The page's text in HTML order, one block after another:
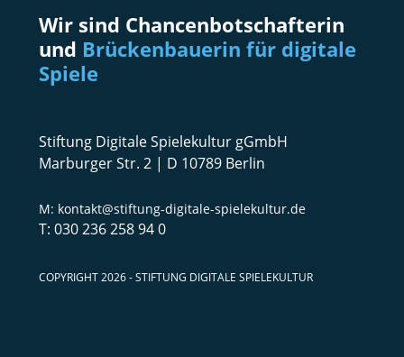
Wir sind Chancenbotschafterin
und Brückenbauerin für digitale
Spiele
Stiftung Digitale Spielekultur gGmbH
Marburger Str. 2 | D 10789 Berlin
kontakt@stiftung-digitale-spielekultur.de
030 236 258 94 0
COPYRIGHT 2026 - STIFTUNG DIGITALE SPIELEKULTUR